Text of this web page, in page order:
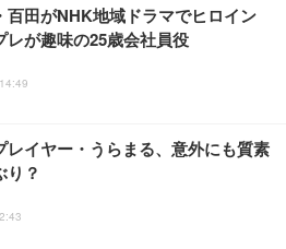
百田がNHK地域ドラマでヒロイン
レが趣味の25歳会社員役
レイヤー・うらまる、意外にも質素
り？